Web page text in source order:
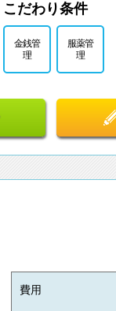
こだわり条件
金銭管
理
服薬管
理
費用